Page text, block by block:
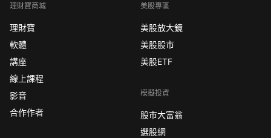
理財寶商城
理財寶
軟體
講座
線上課程
影音
合作作者
美股專區
美股放大鏡
美股股市
美股ETF
模擬投資
股市大富翁
選股網